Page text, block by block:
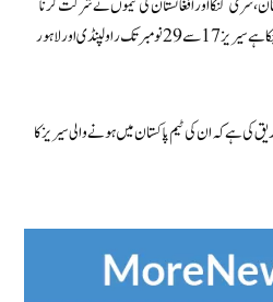
سری لنکا اور افغانستان کی ٹیموں نے شرکت کرنا
تھی جس کا شیڈول پی سی بی پہلے ہی جاری کر چکا ہے سیریز 17 سے 29 نومبر تک راولپنڈی اور لاہور
ہے کہ ان کی ٹیم پاکستان میں ہونے والی سیریز کا